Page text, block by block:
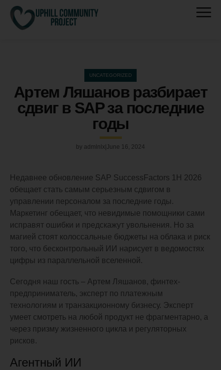
UNCATEGORIZED
Артем Ляшанов разбирает
сдвиг в SAP за последние
годы
by admlnlx June 16, 2024
Недавнее обновление SAP SuccessFactors 1H 2026
обещает стать самым серьезным сдвигом в
управлении персоналом за последние годы.
Маркетинг обещает, что невидимые помощники сами
исправят ошибки и предскажут увольнения. Но за
магией стоят колоссальные бюджеты на облака и риск
того, что бесконтрольный ИИ нарисует в ведомостях
цифры из параллельной вселенной.
Сегодня наш гость – Артем Ляшанов, финтех-
предприниматель, эксперт по платежным
технологиям и транзакционному бизнесу. Эксперт
умеет смотреть на любой продукт не фрагментарно, а
через призму жизненного цикла и регуляторных
рисков.
Агентный ИИ